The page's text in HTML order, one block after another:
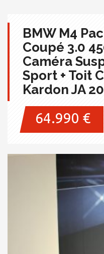
BMW M4
Coupé 3.0
Caméra
Sport + Toit
Kardon JA 20
64.990 €